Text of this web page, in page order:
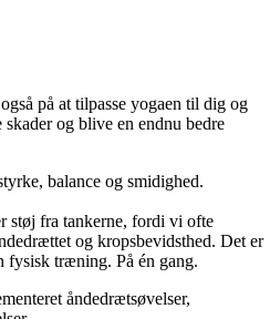
på at tilpasse yogaen til dig og
og blive en endnu bedre
balance og smidighed.
støj fra tankerne, fordi vi ofte
og kropsbevidsthed. Det er
fysisk træning. På én gang.
åndedrætsøvelser,